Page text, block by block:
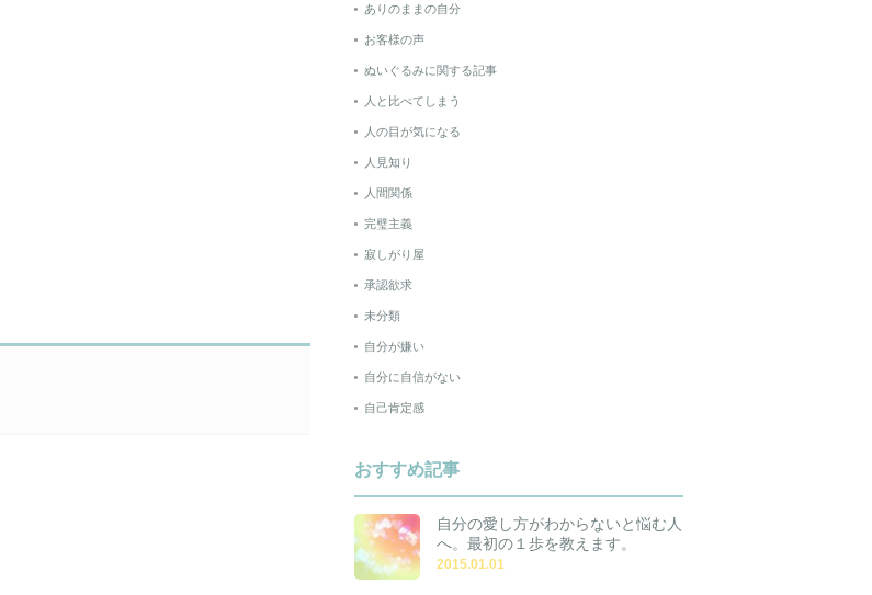
ありのままの自分
お客様の声
ぬいぐるみに関する記事
人と比べてしまう
人の目が気になる
人見知り
人間関係
完璧主義
寂しがり屋
承認欲求
未分類
自分が嫌い
自分に自信がない
自己肯定感
おすすめ記事
自分の愛し方がわからないと悩む人
へ。最初の１歩を教えます。
2015.01.01